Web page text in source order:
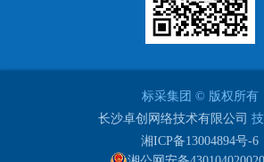
标采集团 © 版权所有
长沙卓创网络技术有限公司
湘ICP备13004894号-6